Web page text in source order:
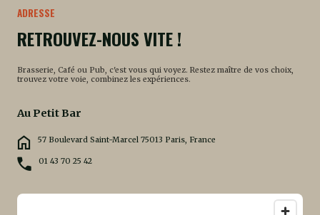
ADRESSE
RETROUVEZ-NOUS VITE !
Brasserie, Café ou Pub, c'est vous qui voyez. Restez maître de vos choix,
trouvez votre voie, combinez les expériences.
Au Petit Bar
57 Boulevard Saint-Marcel 75013 Paris, France
01 43 70 25 42